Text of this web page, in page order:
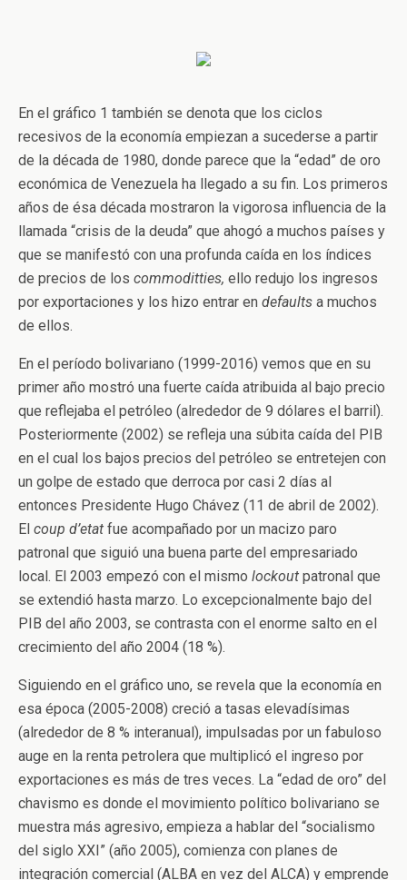
En el gráfico 1 también se denota que los ciclos
recesivos de la economía empiezan a sucederse a partir
de la década de 1980, donde parece que la “edad” de oro
económica de Venezuela ha llegado a su fin. Los primeros
años de ésa década mostraron la vigorosa influencia de la
llamada “crisis de la deuda” que ahogó a muchos países y
que se manifestó con una profunda caída en los índices
de precios de los commoditties, ello redujo los ingresos
por exportaciones y los hizo entrar en defaults a muchos
de ellos.
En el período bolivariano (1999-2016) vemos que en su
primer año mostró una fuerte caída atribuida al bajo precio
que reflejaba el petróleo (alrededor de 9 dólares el barril).
Posteriormente (2002) se refleja una súbita caída del PIB
en el cual los bajos precios del petróleo se entretejen con
un golpe de estado que derroca por casi 2 días al
entonces Presidente Hugo Chávez (11 de abril de 2002).
El coup d’etat fue acompañado por un macizo paro
patronal que siguió una buena parte del empresariado
local. El 2003 empezó con el mismo lockout patronal que
se extendió hasta marzo. Lo excepcionalmente bajo del
PIB del año 2003, se contrasta con el enorme salto en el
crecimiento del año 2004 (18 %).
Siguiendo en el gráfico uno, se revela que la economía en
esa época (2005-2008) creció a tasas elevadísimas
(alrededor de 8 % interanual), impulsadas por un fabuloso
auge en la renta petrolera que multiplicó el ingreso por
exportaciones es más de tres veces. La “edad de oro” del
chavismo es donde el movimiento político bolivariano se
muestra más agresivo, empieza a hablar del “socialismo
del siglo XXI” (año 2005), comienza con planes de
integración comercial (ALBA en vez del ALCA) y emprende